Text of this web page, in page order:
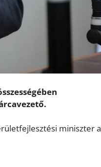
miniszter a